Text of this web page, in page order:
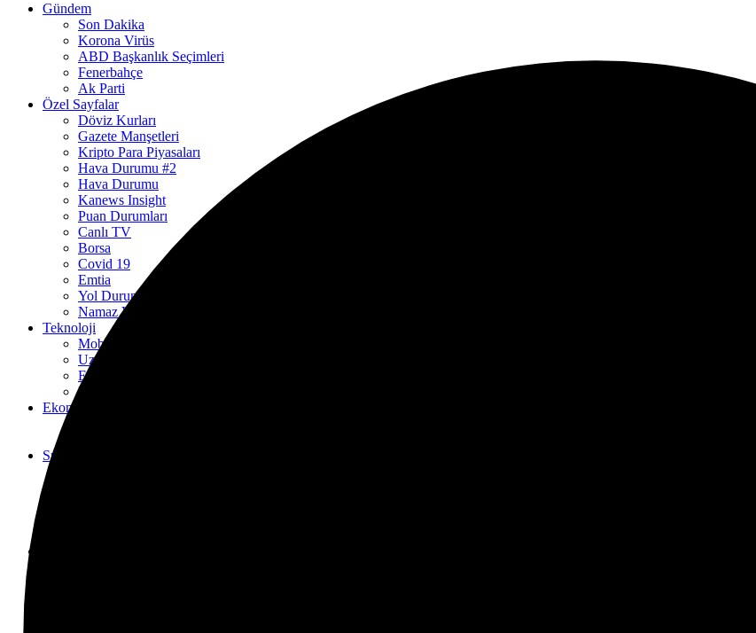
Gündem
Son Dakika
Korona Virüs
ABD Başkanlık Seçimleri
Fenerbahçe
Ak Parti
Özel Sayfalar
Döviz Kurları
Gazete Manşetleri
Kripto Para Piyasaları
Hava Durumu #2
Hava Durumu
Kanews Insight
Puan Durumları
Canlı TV
Borsa
Covid 19
Emtia
Yol Durumu
Namaz Vakitleri
Teknoloji
Mobil Haberler
Uzay Haberleri
E-Dünya
Kripto Para Haberleri
Ekonomi
Spor